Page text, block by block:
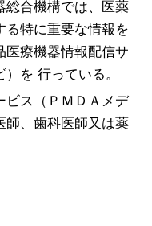
総合機構では、医薬
る特に重要な情報を
医療機器情報配信サ
を 行っている。
ビス（ＰＭＤＡメデ
師、歯科医師又は薬